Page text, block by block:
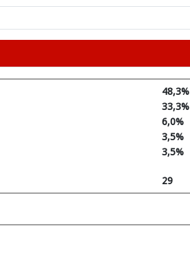
48,3%
33,3%
6,0%
3,5%
3,5%
29